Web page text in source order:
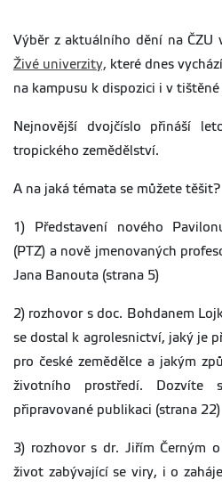
Výběr z aktuálního dění na ČZU
Živé univerzity, které dnes
na kampusu k dispozici i v
Nejnovější dvojčíslo přináší
tropického zemědělství.
A na jaká témata se můžete těšit?
1) Představení nového
(PTZ) a nově jmenovaných
Jana Banouta (strana 5)
2) rozhovor s doc. Bohdanem
se dostal k agrolesnictví, jaký je
pro české zemědělce a jakým
životního prostředí.
připravované publikaci (strana 22)
3) rozhovor s dr. Jiřím Černým
život zabývající se viry, i o